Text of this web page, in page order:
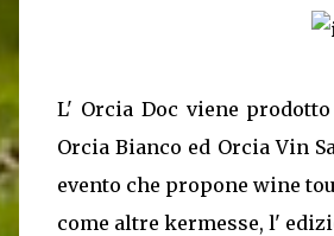
L' Orcia Doc viene
Orcia Bianco ed Orcia Vin
evento che propone wine
come altre kermesse, l'